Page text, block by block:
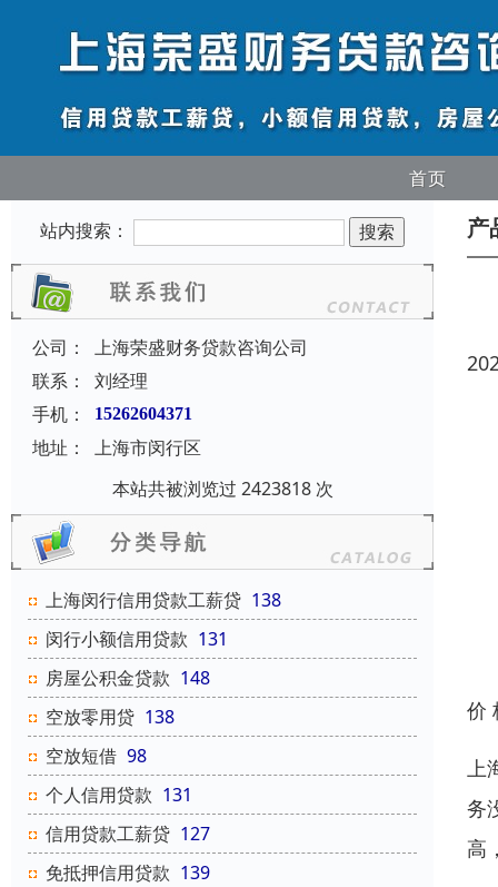
首页
站内搜索：
公司：
上海荣盛财务贷款咨询公司
联系：
刘经理
手机：
15262604371
地址：
上海市闵行区
本站共被浏览过 2423818 次
上海闵行信用贷款工薪贷 138
闵行小额信用贷款 131
房屋公积金贷款 148
空放零用贷 138
空放短借 98
个人信用贷款 131
信用贷款工薪贷 127
免抵押信用贷款 139
产
价
上
务
高